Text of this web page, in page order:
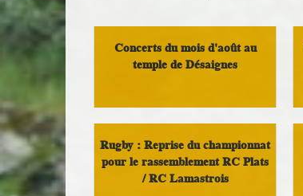
Concerts du mois d'août au
temple de Désaignes
Loisirs
Rugby : Reprise du championnat
pour le rassemblement RC Plats
/ RC Lamastrois